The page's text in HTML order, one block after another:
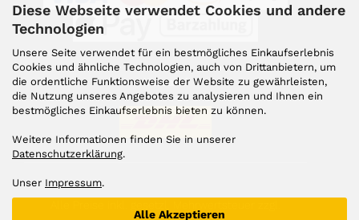
Diese Webseite verwendet Cookies und andere
Technologien
Unsere Seite verwendet für ein bestmögliches Einkaufserlebnis
Cookies und ähnliche Technologien, auch von Drittanbietern, um
die ordentliche Funktionsweise der Website zu gewährleisten,
die Nutzung unseres Angebotes zu analysieren und Ihnen ein
bestmögliches Einkaufserlebnis bieten zu können.
Weitere Informationen finden Sie in unserer
Datenschutzerklärung.
Unser Impressum.
Alle Akzeptieren
Versand